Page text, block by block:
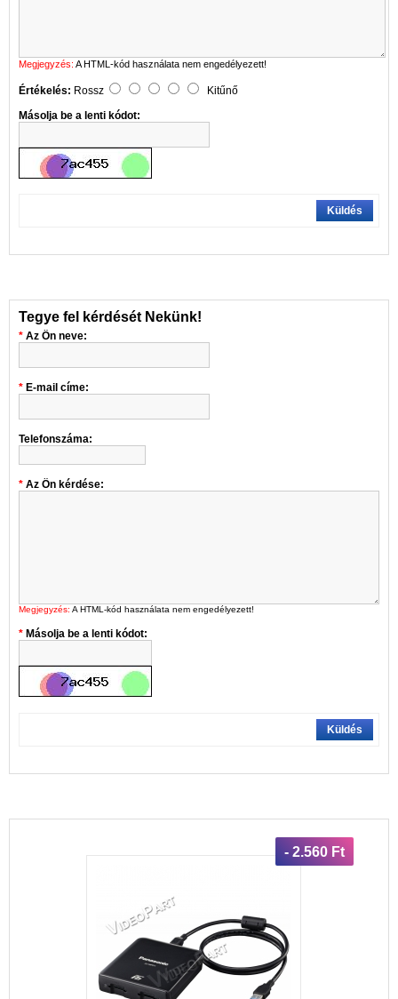
Megjegyzés: A HTML-kód használata nem engedélyezett!
Értékelés: Rossz
Kitűnő
Másolja be a lenti kódot:
Küldés
Tegye fel kérdését Nekünk!
Az Ön neve:
E-mail címe:
Telefonszáma:
Az Ön kérdése:
Megjegyzés: A HTML-kód használata nem engedélyezett!
Másolja be a lenti kódot:
Küldés
- 2.560 Ft